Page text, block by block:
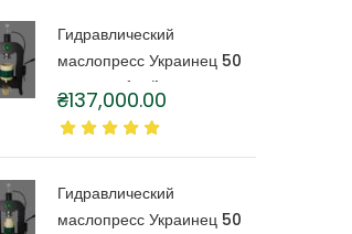
Гидравлический
маслопресс Украинец 50
тонн CraftOil с
капролоновой бочкой 6
литров
₴137,000.00
Гидравлический
маслопресс Украинец 50